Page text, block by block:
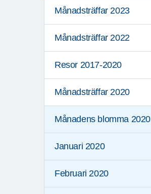
Månadsträffar 2023
Månadsträffar 2022
Resor 2017-2020
Månadsträffar 2020
Månadens blomma 2020
Januari 2020
Februari 2020